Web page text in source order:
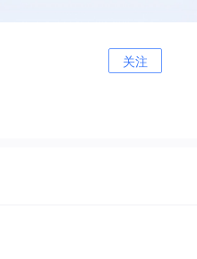
关注